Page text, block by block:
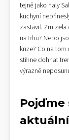
tejně jako haly
kuchyní
zastavil. Zmizela
na trhu? Nebo
krize? Co na
stihne dohnat
výrazně
aktuální